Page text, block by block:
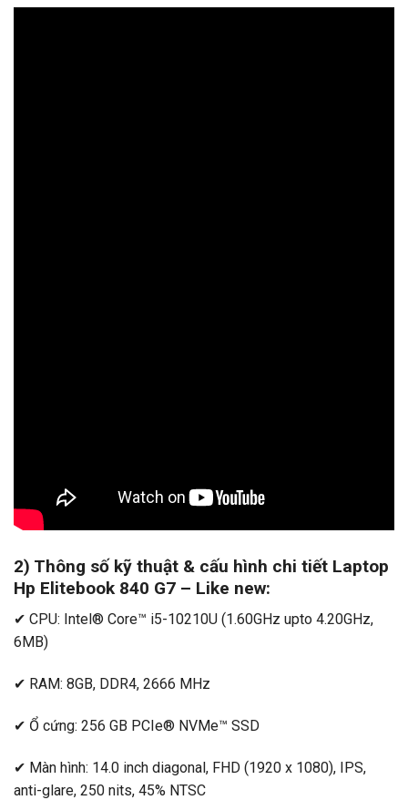
2) Thông số kỹ thuật & cấu hình chi tiết Laptop
Hp Elitebook 840 G7 – Like new:
✔ CPU: Intel® Core™ i5-10210U (1.60GHz upto 4.20GHz,
6MB)
✔ RAM: 8GB, DDR4, 2666 MHz
✔ Ổ cứng: 256 GB PCIe® NVMe™ SSD
✔ Màn hình: 14.0 inch diagonal, FHD (1920 x 1080), IPS,
anti-glare, 250 nits, 45% NTSC